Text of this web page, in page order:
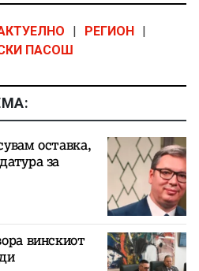
РЕГИОН
ПАСОШ
оставка,
за
винскиот